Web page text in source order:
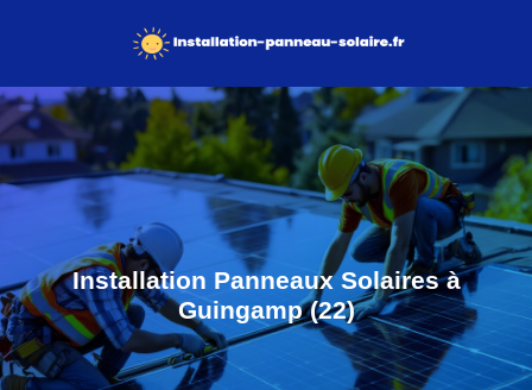
Installation Panneaux Solaires à
Guingamp (22)